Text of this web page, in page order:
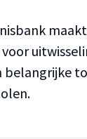
belangrijke